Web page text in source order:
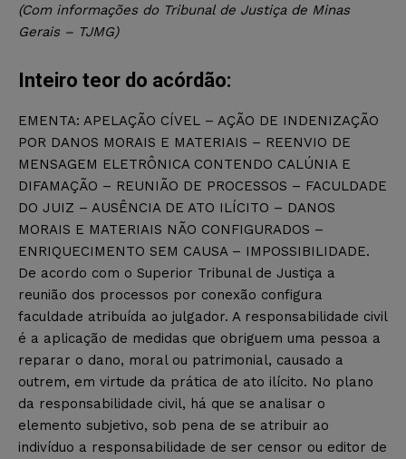
(Com informações do Tribunal de Justiça de Minas
Gerais – TJMG)
Inteiro teor do acórdão:
EMENTA: APELAÇÃO CÍVEL – AÇÃO DE INDENIZAÇÃO
POR DANOS MORAIS E MATERIAIS – REENVIO DE
MENSAGEM ELETRÔNICA CONTENDO CALÚNIA E
DIFAMAÇÃO – REUNIÃO DE PROCESSOS – FACULDADE
DO JUIZ – AUSÊNCIA DE ATO ILÍCITO – DANOS
MORAIS E MATERIAIS NÃO CONFIGURADOS –
ENRIQUECIMENTO SEM CAUSA – IMPOSSIBILIDADE.
De acordo com o Superior Tribunal de Justiça a
reunião dos processos por conexão configura
faculdade atribuída ao julgador. A responsabilidade civil
é a aplicação de medidas que obriguem uma pessoa a
reparar o dano, moral ou patrimonial, causado a
outrem, em virtude da prática de ato ilícito. No plano
da responsabilidade civil, há que se analisar o
elemento subjetivo, sob pena de se atribuir ao
indivíduo a responsabilidade de ser censor ou editor de